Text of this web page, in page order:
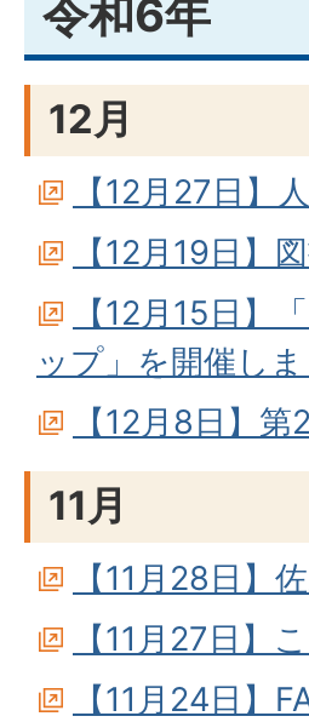
令和6年
12月
【12月27日】
【12月19日】
【12月15日】
ップ」を開催しま
【12月8日】
11月
【11月28日】
【11月27日】
【11月24日】